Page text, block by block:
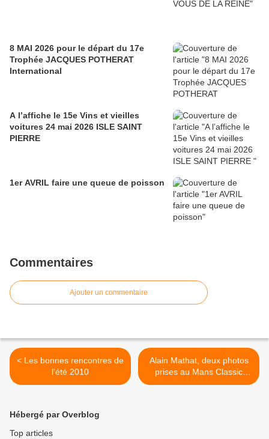
8 MAI 2026 pour le départ du 17e
Trophée JACQUES POTHERAT
International
A l’affiche le 15e Vins et vieilles
voitures 24 mai 2026 ISLE SAINT
PIERRE
1er AVRIL faire une queue de poisson
Commentaires
Ajouter un commentaire
< Les bonnes rencontres de
l'été 2010
Alain Mathat, deux photos
prises au Mans Classic
2010 >
Hébergé par Overblog
Top articles